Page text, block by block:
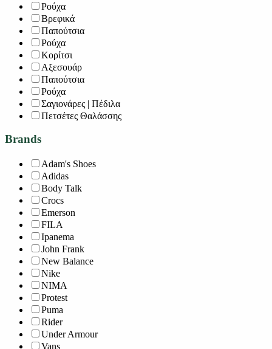
Ρούχα
Βρεφικά
Παπούτσια
Ρούχα
Κορίτσι
Αξεσουάρ
Παπούτσια
Ρούχα
Σαγιονάρες | Πέδιλα
Πετσέτες Θαλάσσης
Brands
Adam's Shoes
Adidas
Body Talk
Crocs
Emerson
FILA
Ipanema
John Frank
New Balance
Nike
NIMA
Protest
Puma
Rider
Under Armour
Vans